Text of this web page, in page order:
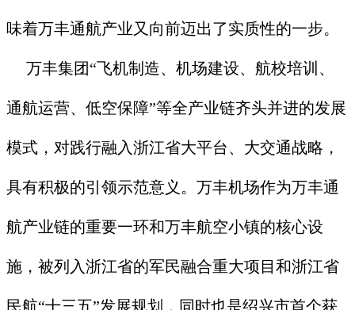
味着万丰通航产业又向前迈出了实质性的一步。
万丰集团“飞机制造、机场建设、航校培训、
通航运营、低空保障”等全产业链齐头并进的发展
模式，对践行融入浙江省大平台、大交通战略，
具有积极的引领示范意义。万丰机场作为万丰通
航产业链的重要一环和万丰航空小镇的核心设
施，被列入浙江省的军民融合重大项目和浙江省
民航“十三五”发展规划，同时也是绍兴市首个获